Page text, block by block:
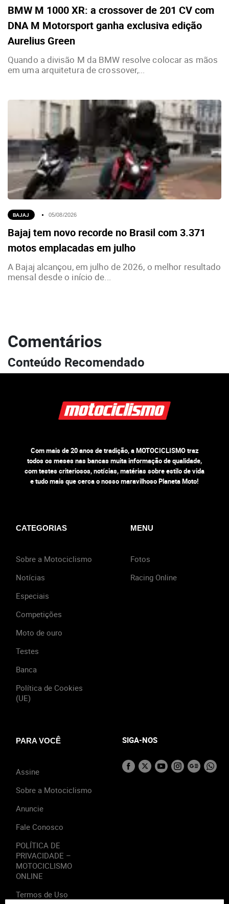
BMW M 1000 XR: a crossover de 201 CV com
DNA M Motorsport ganha exclusiva edição
Aurelius Green
Quando a divisão M da BMW resolve colocar as mãos
em uma arquitetura de crossover,...
BAJAJ 05/08/2026
Bajaj tem novo recorde no Brasil com 3.371
motos emplacadas em julho
A Bajaj alcançou, em julho de 2026, o melhor resultado
mensal desde o início de...
Comentários
Conteúdo Recomendado
Com mais de 20 anos de tradição, a MOTOCICLISMO traz
todos os meses nas bancas muita informação de qualidade,
com testes criteriosos, notícias, matérias sobre estilo de vida
e tudo mais que cerca o nosso maravilhoso Planeta Moto!
CATEGORIAS
Sobre a Motociclismo
Notícias
Especiais
Competições
Moto de ouro
Testes
Banca
Política de Cookies
(UE)
MENU
Fotos
Racing Online
PARA VOCÊ
Assine
Sobre a Motociclismo
Anuncie
Fale Conosco
POLÍTICA DE
PRIVACIDADE –
MOTOCICLISMO
ONLINE
Termos de Uso
SIGA-NOS